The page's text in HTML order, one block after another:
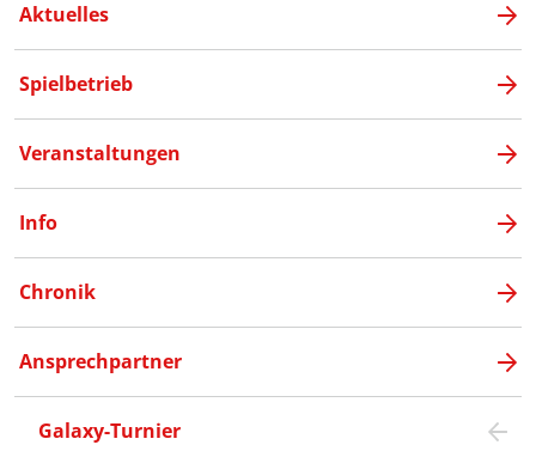
Aktuelles
Spielbetrieb
Veranstaltungen
Info
Chronik
Ansprechpartner
Galaxy-Turnier